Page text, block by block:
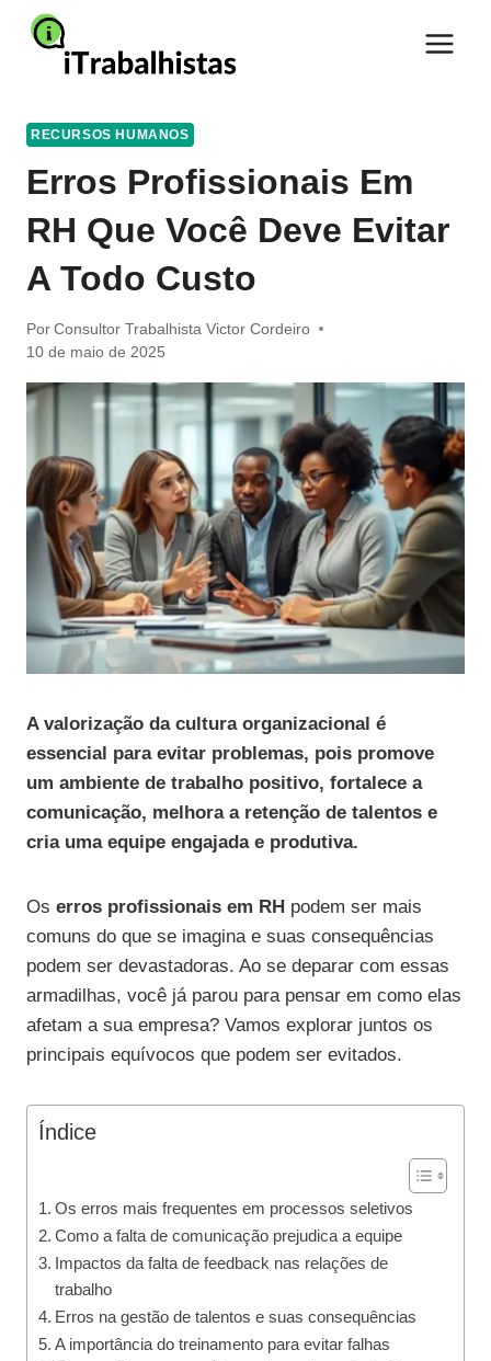
Pular
para
RECURSOS HUMANOS
Erros Profissionais Em
RH Que Você Deve Evitar
A Todo Custo
Por Consultor Trabalhista Victor Cordeiro
10 de maio de 2025
A valorização da cultura organizacional é
essencial para evitar problemas, pois promove
um ambiente de trabalho positivo, fortalece a
comunicação, melhora a retenção de talentos e
cria uma equipe engajada e produtiva.
Os erros profissionais em RH podem ser mais
comuns do que se imagina e suas consequências
podem ser devastadoras. Ao se deparar com essas
armadilhas, você já parou para pensar em como elas
afetam a sua empresa? Vamos explorar juntos os
principais equívocos que podem ser evitados.
Índice
Os erros mais frequentes em processos seletivos
Como a falta de comunicação prejudica a equipe
Impactos da falta de feedback nas relações de
trabalho
Erros na gestão de talentos e suas consequências
A importância do treinamento para evitar falhas